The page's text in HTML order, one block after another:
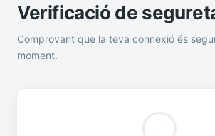
Verificació de
Comprovant que la teva connexió és
moment.